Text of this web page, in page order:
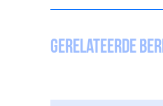
Gerelateerde